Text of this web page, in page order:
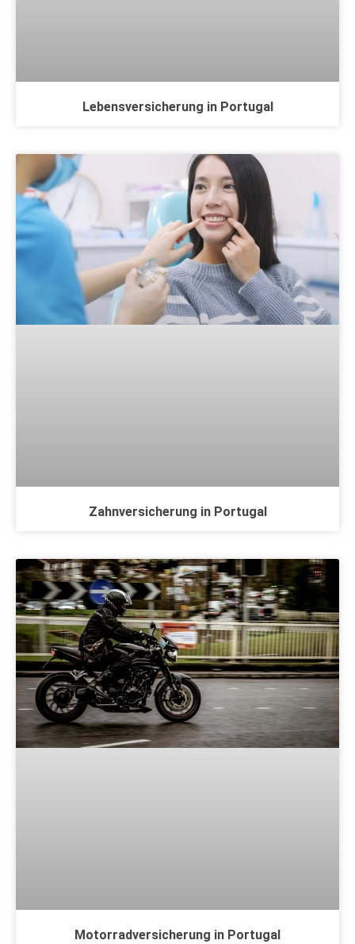
Lebensversicherung in Portugal
Zahnversicherung in Portugal
Motorradversicherung in Portugal